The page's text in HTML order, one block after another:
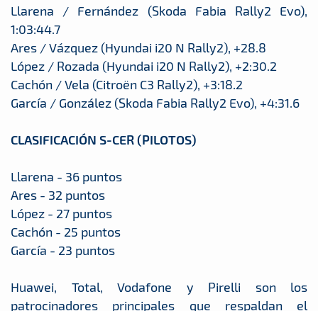
Llarena / Fernández (Skoda Fabia Rally2 Evo),
1:03:44.7
Ares / Vázquez (Hyundai i20 N Rally2), +28.8
López / Rozada (Hyundai i20 N Rally2), +2:30.2
Cachón / Vela (Citroën C3 Rally2), +3:18.2
García / González (Skoda Fabia Rally2 Evo), +4:31.6
CLASIFICACIÓN S-CER (PILOTOS)
Llarena - 36 puntos
Ares - 32 puntos
López - 27 puntos
Cachón - 25 puntos
García - 23 puntos
Huawei, Total, Vodafone y Pirelli son los
patrocinadores principales que respaldan el